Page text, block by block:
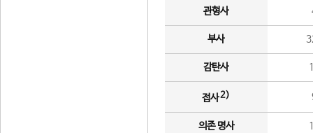
관형사
부사
감탄사
접사2)
의존 명사